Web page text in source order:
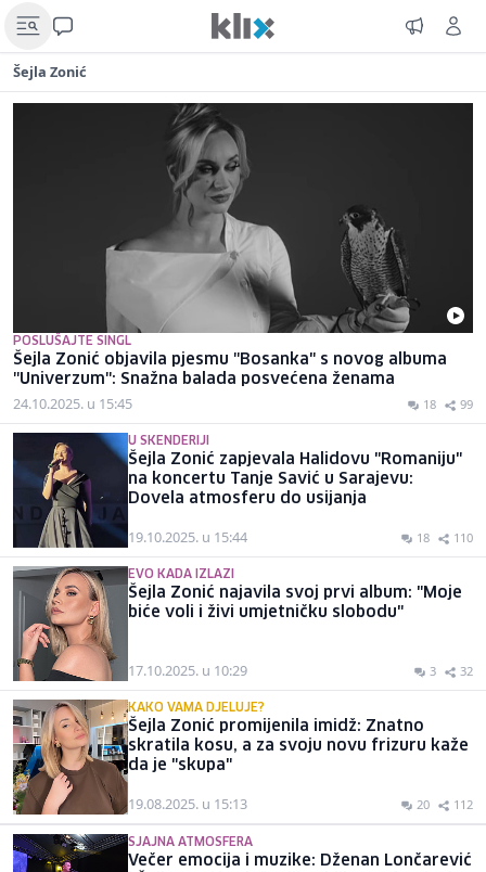
Šejla Zonić
POSLUŠAJTE SINGL
Šejla Zonić objavila pjesmu ''Bosanka" s novog albuma
''Univerzum'': Snažna balada posvećena ženama
24.10.2025. u 15:45 18 99
U SKENDERIJI
Šejla Zonić zapjevala Halidovu "Romaniju"
na koncertu Tanje Savić u Sarajevu:
Dovela atmosferu do usijanja
19.10.2025. u 15:44 18 110
EVO KADA IZLAZI
Šejla Zonić najavila svoj prvi album: "Moje
biće voli i živi umjetničku slobodu"
17.10.2025. u 10:29 3 32
KAKO VAMA DJELUJE?
Šejla Zonić promijenila imidž: Znatno
skratila kosu, a za svoju novu frizuru kaže
da je "skupa"
19.08.2025. u 15:13 20 112
SJAJNA ATMOSFERA
Večer emocija i muzike: Dženan Lončarević